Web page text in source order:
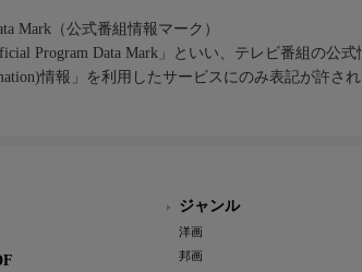
Mark（公式番組情報マーク）
Program Data Mark」といい、テレビ番組の公式
情報」を利用したサービスにのみ表記が許さ
ジャンル
洋画
邦画